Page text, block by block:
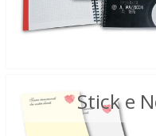
Stick e